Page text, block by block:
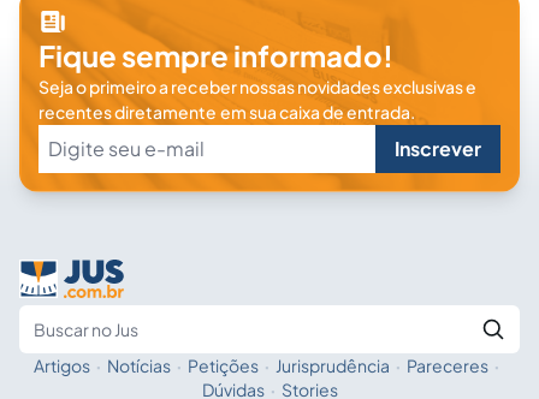
Fique sempre informado!
Seja o primeiro a receber nossas novidades exclusivas e
recentes diretamente em sua caixa de entrada.
Inscrever
Fale com a IA
Artigos · Notícias · Petições · Jurisprudência · Pareceres ·
Dúvidas · Stories